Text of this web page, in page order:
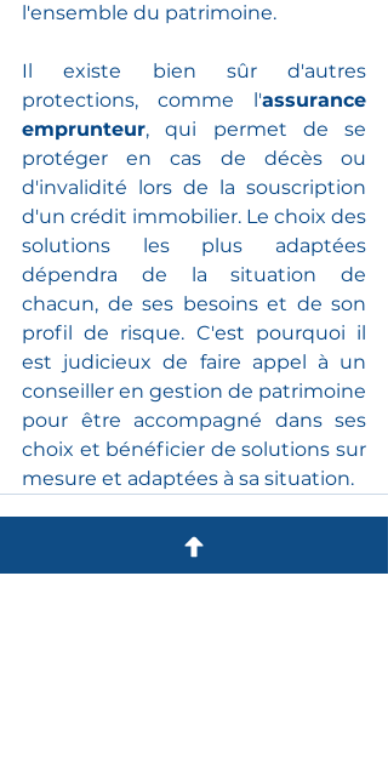
l'ensemble du patrimoine.
Il existe bien sûr d'autres
protections, comme l'assurance
emprunteur, qui permet de se
protéger en cas de décès ou
d'invalidité lors de la souscription
d'un crédit immobilier. Le choix des
solutions les plus adaptées
dépendra de la situation de
chacun, de ses besoins et de son
profil de risque. C'est pourquoi il
est judicieux de faire appel à un
conseiller en gestion de patrimoine
pour être accompagné dans ses
choix et bénéficier de solutions sur
mesure et adaptées à sa situation.